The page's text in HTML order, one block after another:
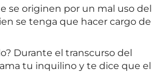
se originen por un mal uso del
se tenga que hacer cargo de
Durante el transcurso del
tu inquilino y te dice que el